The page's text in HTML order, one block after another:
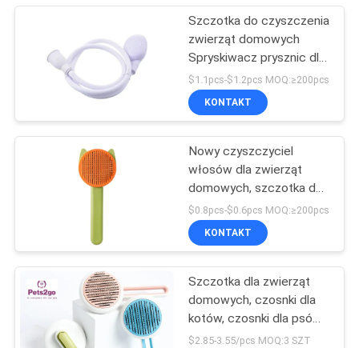
Obroże treningowe
dla zwierząt
Miski do karmienia
Szczotka do czyszczenia
zwierząt domowych
Spryskiwacz prysznic dla
zwierząt
$1.1pcs-$1.2pcs MOQ:≥200pcs
KONTAKT
Nowy czyszczyciel
włosów dla zwierząt
domowych, szczotka do
pielęgnacji włosów,
szczotka do szczotki do
psów i kotów
$0.8pcs-$0.6pcs MOQ:≥200pcs
KONTAKT
Szczotka dla zwierząt
domowych, czosnki dla
kotów, czosnki dla psów,
szczotka do masażu
$2.85-3.55/pcs MOQ:3 SZT